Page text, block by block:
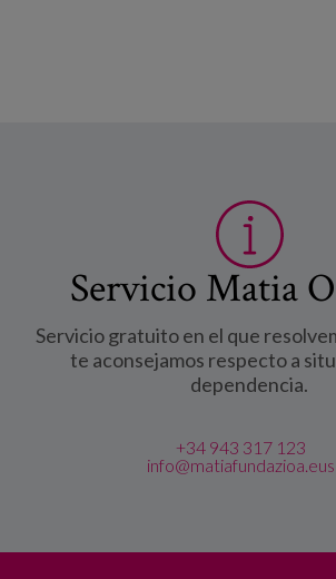
Servicio Matia
Servicio gratuito en el que
te aconsejamos respecto a
dependencia.
+34 943 317 123
info@matiafundazioa.eus